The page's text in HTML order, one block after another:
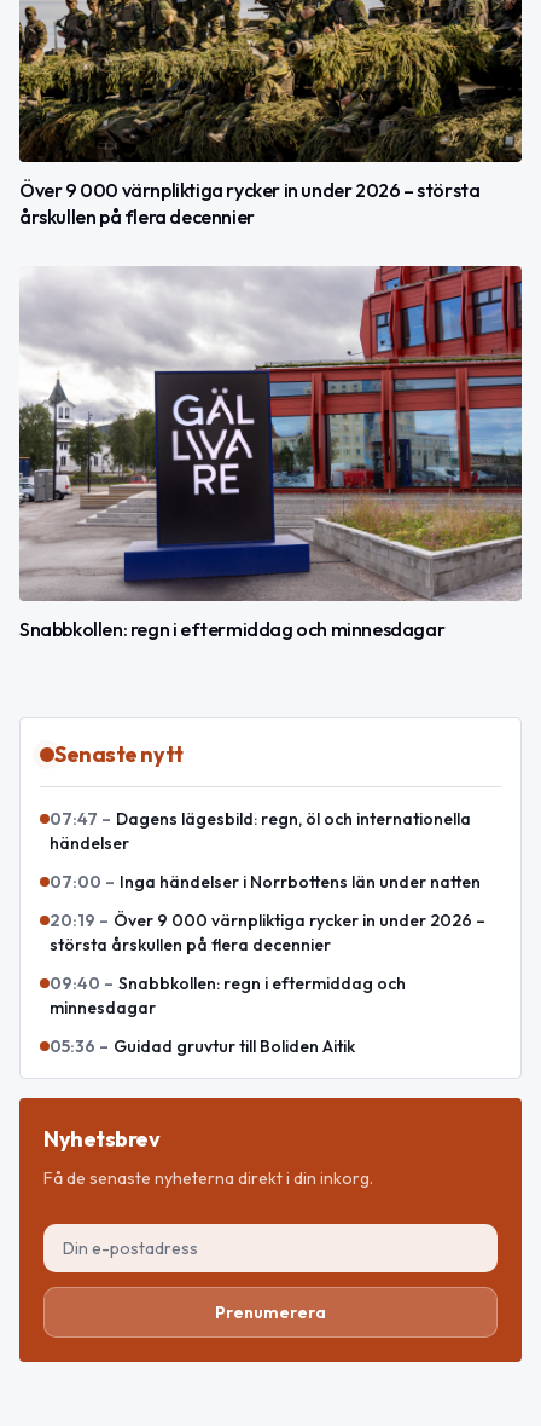
Över 9 000 värnpliktiga rycker in under 2026 – största
årskullen på flera decennier
Snabbkollen: regn i eftermiddag och minnesdagar
Senaste nytt
07:47 – Dagens lägesbild: regn, öl och internationella
händelser
07:00 – Inga händelser i Norrbottens län under natten
20:19 – Över 9 000 värnpliktiga rycker in under 2026 –
största årskullen på flera decennier
09:40 – Snabbkollen: regn i eftermiddag och
minnesdagar
05:36 – Guidad gruvtur till Boliden Aitik
Nyhetsbrev
Få de senaste nyheterna direkt i din inkorg.
Prenumerera